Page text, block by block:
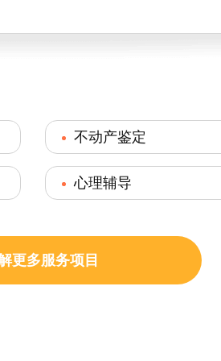
不动产鉴定
心理辅导
更多服务项目